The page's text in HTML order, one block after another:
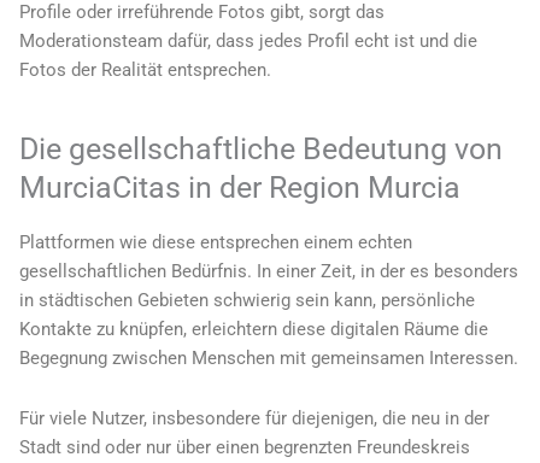
Profile oder irreführende Fotos gibt, sorgt das
Moderationsteam dafür, dass jedes Profil echt ist und die
Fotos der Realität entsprechen.
Die gesellschaftliche Bedeutung von
MurciaCitas in der Region Murcia
Plattformen wie diese entsprechen einem echten
gesellschaftlichen Bedürfnis. In einer Zeit, in der es besonders
in städtischen Gebieten schwierig sein kann, persönliche
Kontakte zu knüpfen, erleichtern diese digitalen Räume die
Begegnung zwischen Menschen mit gemeinsamen Interessen.
Für viele Nutzer, insbesondere für diejenigen, die neu in der
Stadt sind oder nur über einen begrenzten Freundeskreis